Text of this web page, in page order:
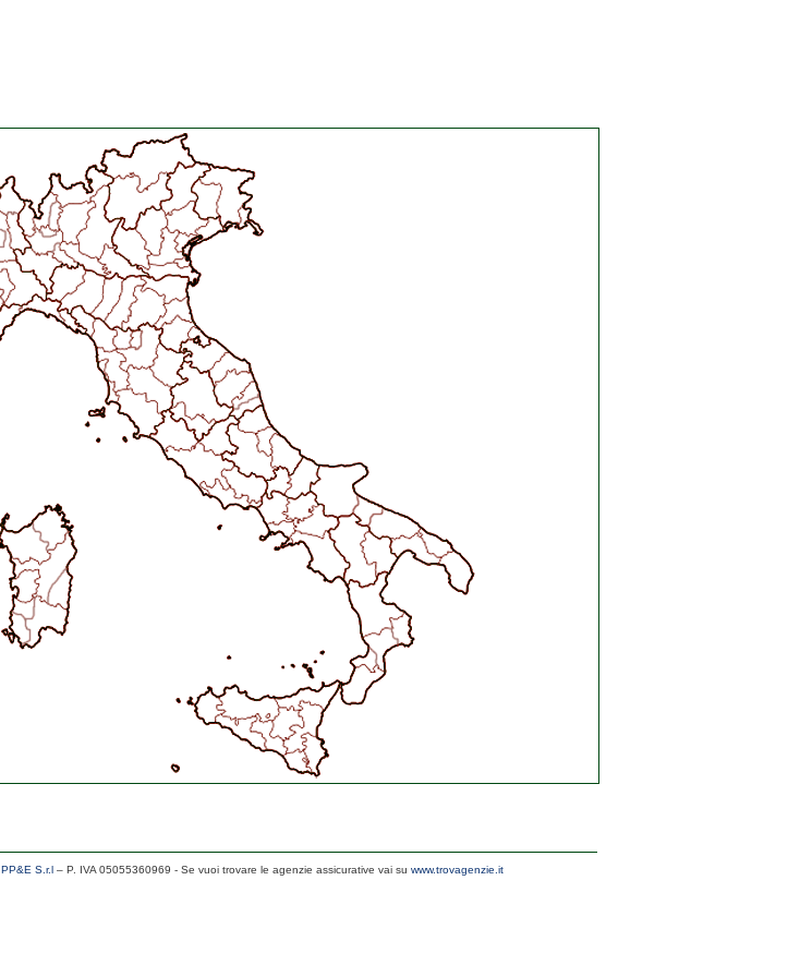
PP&E S.r.l– P. IVA 05055360969 - Se vuoi trovare le agenzie assicurative vai su www.trovagenzie.it